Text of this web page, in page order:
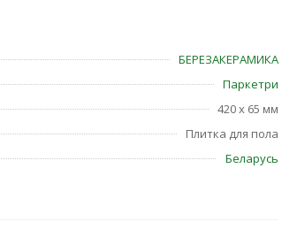
БЕРЕЗАКЕРАМИКА
Паркетри
420 x 65 мм
Плитка для пола
Беларусь